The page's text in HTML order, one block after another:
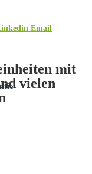
Email
mit
vielen